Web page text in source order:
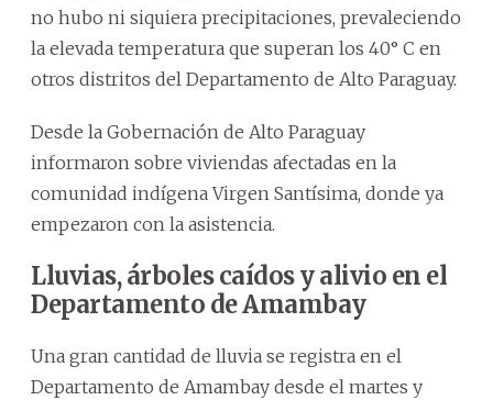
no hubo ni siquiera precipitaciones, prevaleciendo
la elevada temperatura que superan los 40° C en
otros distritos del Departamento de Alto Paraguay.
Desde la Gobernación de Alto Paraguay
informaron sobre viviendas afectadas en la
comunidad indígena Virgen Santísima, donde ya
empezaron con la asistencia.
Lluvias, árboles caídos y alivio en el
Departamento de Amambay
Una gran cantidad de lluvia se registra en el
Departamento de Amambay desde el martes y